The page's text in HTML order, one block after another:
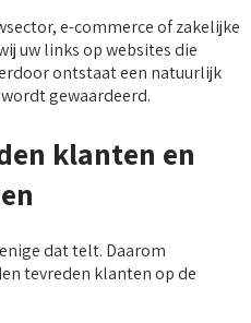
e-commerce of zakelijke
uw links op websites die
ontstaat een natuurlijk
gewaardeerd.
klanten en
dat telt. Daarom
tevreden klanten op de